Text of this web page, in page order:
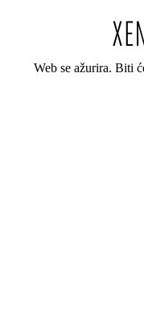
Web se ažurira. Biti